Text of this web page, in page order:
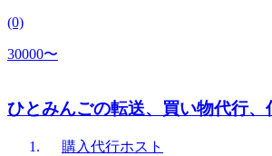
(0)
30000〜
ひとみんごの転送、買い物代行、
購入代行ホスト